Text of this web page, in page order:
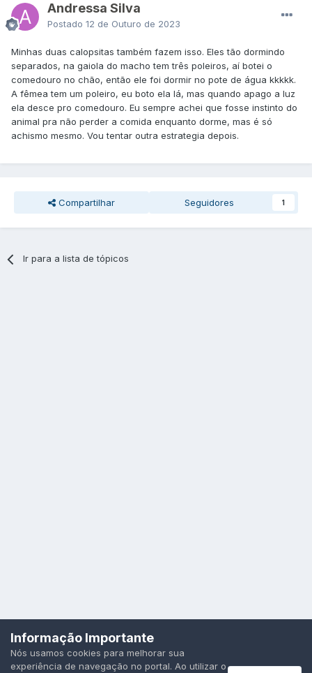
Andressa Silva
Postado 12 de Outuro de 2023
Minhas duas calopsitas também fazem isso. Eles tão dormindo
separados, na gaiola do macho tem três poleiros, aí botei o
comedouro no chão, então ele foi dormir no pote de água kkkkk.
A fêmea tem um poleiro, eu boto ela lá, mas quando apago a luz
ela desce pro comedouro. Eu sempre achei que fosse instinto do
animal pra não perder a comida enquanto dorme, mas é só
achismo mesmo. Vou tentar outra estrategia depois.
Compartilhar Seguidores 1
Ir para a lista de tópicos
Idioma Política de Privacidade
Todos os direitos reservados.
Powered by Invision Community
Informação Importante
Nós usamos cookies para melhorar sua
experiência de navegação no portal. Ao utilizar o